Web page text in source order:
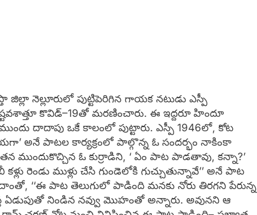
నెల్లూరులో పుట్టిపెరిగిన గాయక నటుడు ఎస్పీ
కొవిడ్‌–19తో మరణించారు. ఈ ఇద్దరూ హిందూ
దాదాపు ఒకే కాలంలో పుట్టారు. ఎస్పీ 1946లో, కోట
అనే పాటల కార్యక్రంలో పాల్గొన్న ఓ సందర్భం నాకింకా
ముందుకొచ్చిన ఓ కుర్రాడిని, ‘ ఏం పాట పాడతావు, కన్నా?’
రెండు ముళ్లు చేసి గుండెలోకి గుచ్చుతున్నావే’’ అనే పాట
‘‘ఈ పాట తెలుగులో పాడింది మనకు నోరు తిరగని పేరున్న
ఏడుపుతో నిండిన నవ్వు మొహంతో అన్నారు. అవునని ఆ